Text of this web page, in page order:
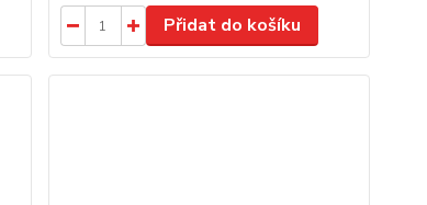
Přidat do košíku